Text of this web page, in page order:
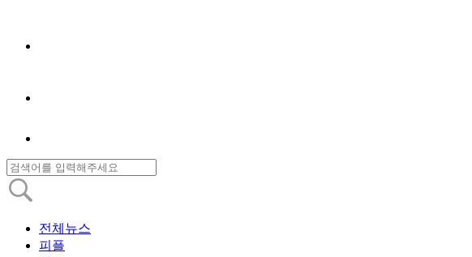
전체뉴스
피플